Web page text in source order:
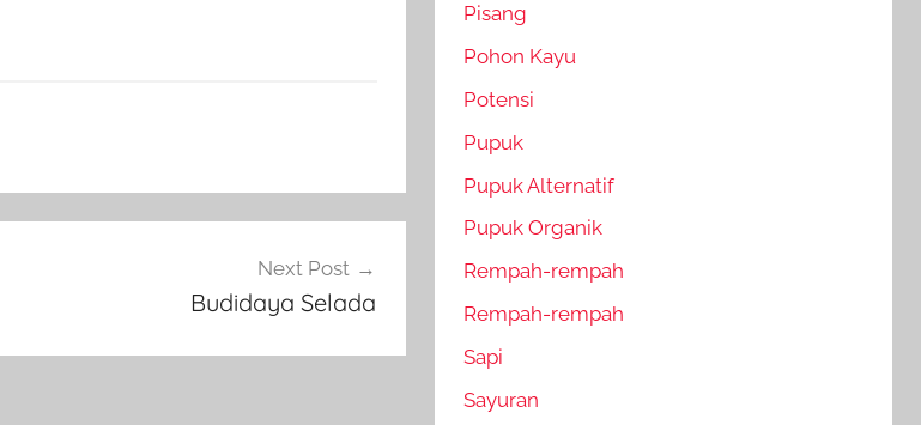
Next Post
Budidaya Selada
Pisang
Pohon Kayu
Potensi
Pupuk
Pupuk Alternatif
Pupuk Organik
Rempah-rempah
Rempah-rempah
Sapi
Sayuran